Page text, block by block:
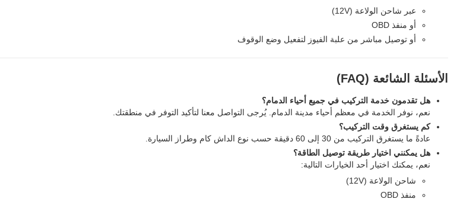
عبر شاحن الولاعة (12V)
أو منفذ OBD
أو توصيل مباشر من علبة الفيوز لتفعيل وضع الوقوف
الأسئلة الشائعة (FAQ)
هل تقدمون خدمة التركيب في جميع أحياء الدمام؟
نعم، نوفر الخدمة في معظم أحياء مدينة الدمام. يُرجى التواصل معنا لتأكيد التوفر في منطقتك.
كم يستغرق وقت التركيب؟
عادةً ما يستغرق التركيب من 30 إلى 60 دقيقة حسب نوع الداش كام وطراز السيارة.
هل يمكنني اختيار طريقة توصيل الطاقة؟
نعم، يمكنك اختيار أحد الخيارات التالية:
شاحن الولاعة (12V)
منفذ OBD